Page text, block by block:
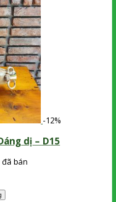
-12%
dị – D15
đã bán